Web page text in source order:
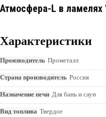
Атмосфера-L в ламелях
Характеристики
Производитель Прометалл
Страна производитель Россия
Назначение печи Для бань и саун
Вид топлива Твердое